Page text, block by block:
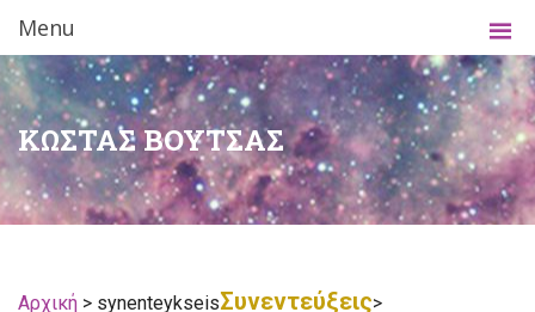
Menu
ΚΩΣΤΑΣ ΒΟΥΤΣΑΣ
Αρχική > synenteykseisΣυνεντεύξεις>